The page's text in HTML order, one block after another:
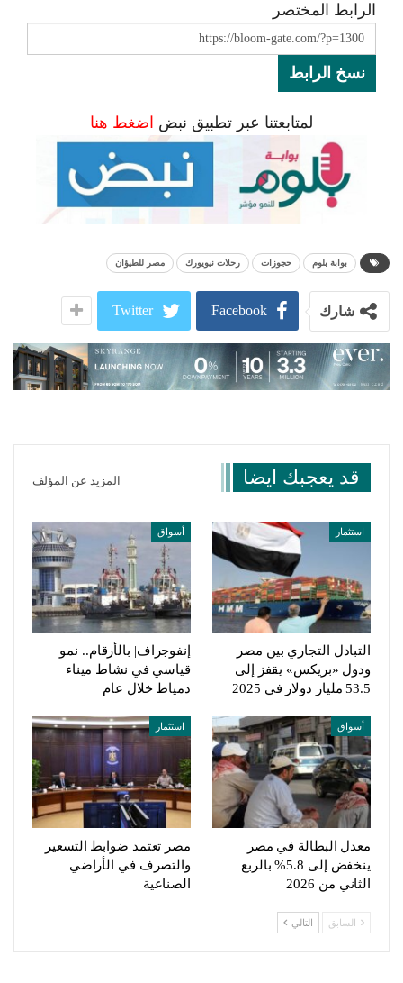
الرابط المختصر
نسخ الرابط
لمتابعتنا عبر تطبيق نبض اضغط هنا
بوابة بلوم حجوزات رحلات نيويورك مصر للطيؤان
شارك Facebook
Twitter
قد يعجبك ايضا المزيد عن المؤلف
استثمار
التبادل التجاري بين مصر
ودول «بريكس» يقفز إلى
53.5 مليار دولار في 2025
أسواق
إنفوجراف| بالأرقام.. نمو
قياسي في نشاط ميناء
دمياط خلال عام
أسواق
معدل البطالة في مصر
ينخفض إلى 5.8% بالربع
الثاني من 2026
استثمار
مصر تعتمد ضوابط التسعير
والتصرف في الأراضي
الصناعية
السابق التالي